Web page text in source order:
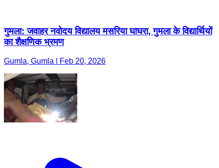
गुमला: जवाहर नवोदय विद्यालय मसरिया घाघरा, गुमला के विद्यार्थियों
का शैक्षणिक भ्रमण
Gumla, Gumla | Feb 20, 2026